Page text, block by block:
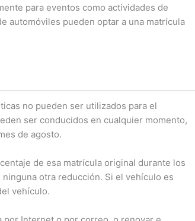
para eventos como actividades de
automóviles pueden optar a una matrícula
no pueden ser utilizados para el
ser conducidos en cualquier momento,
de agosto.
de esa matrícula original durante los
otra reducción. Si el vehículo es
vehículo.